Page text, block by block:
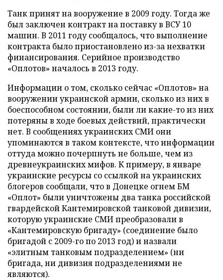
Танк принят на вооружение в 2009 году. Тогда же
был заключен контракт на поставку в ВСУ 10
машин. В 2011 году сообщалось, что выполнение
контракта было приостановлено из-за нехватки
финансирования. Серийное производство
«Оплотов» началось в 2013 году.
Информации о том, сколько сейчас «Оплотов» на
вооружении украинской армии, сколько из них в
боеспособном состоянии, были ли какие-то из них
потеряны в ходе боевых действий, практически
нет. В сообщениях украинских СМИ они
упоминаются в таком контексте, что информации
оттуда можно почерпнуть не больше, чем из
древнеукраинских мифов. К примеру, в январе
украинские ресурсы со ссылкой на украинских
блогеров сообщали, что в Донецке огнем БМ
«Оплот» были уничтожены два танка российской
гвардейской Кантемировской танковой дивизии,
которую украинские СМИ преобразовали в
«Кантемировскую бригаду» (соединение было
бригадой с 2009-го по 2013 год) и назвали
«элитным танковым подразделением» (ни
бригада, ни дивизия подразделениями не
являются).